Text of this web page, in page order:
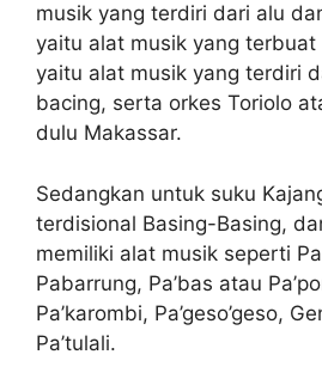
musik yang terdiri dari alu
yaitu alat musik yang
yaitu alat musik yang terdiri
bacing, serta orkes Toriolo
dulu Makassar.
Sedangkan untuk suku
terdisional Basing-Basing,
memiliki alat musik seperti
Pabarrung, Pa’bas atau
Pa’karombi, Pa’geso’geso,
Pa’tulali.